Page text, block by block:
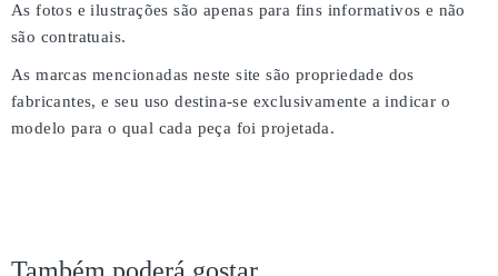
As fotos e ilustrações são apenas para fins informativos e não
são contratuais.
As marcas mencionadas neste site são propriedade dos
fabricantes, e seu uso destina-se exclusivamente a indicar o
modelo para o qual cada peça foi projetada.